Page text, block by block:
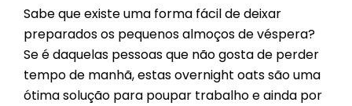
Sabe que existe uma forma fácil de deixar
preparados os pequenos almoços de véspera?
Se é daquelas pessoas que não gosta de perder
tempo de manhã, estas overnight oats são uma
ótima solução para poupar trabalho e ainda por